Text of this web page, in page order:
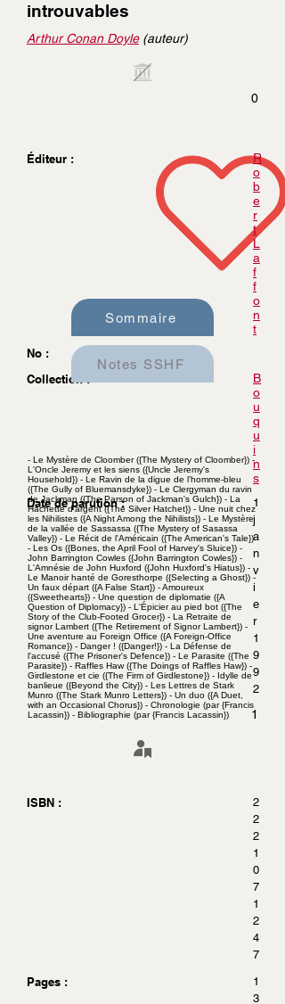
introuvables
Arthur Conan Doyle(auteur)
0
Éditeur :
R
o
b
e
r
t
L
a
f
f
o
n
t
No :
Collection :
B
o
u
q
u
i
n
s
Date de parution :
1
j
a
n
v
i
e
r
1
9
9
2
1
ISBN :
2
2
2
1
0
7
1
2
4
7
Pages :
1
3
Sommaire
Notes SSHF
- Le Mystère de Cloomber ({The Mystery of Cloomber}) -
L'Oncle Jeremy et les siens ({Uncle Jeremy's
Household}) - Le Ravin de la digue de l'homme-bleu
({The Gully of Bluemansdyke}) - Le Clergyman du ravin
de Jackman ({The Parson of Jackman's Gulch}) - La
Hachette d'argent ({The Silver Hatchet}) - Une nuit chez
les Nihilistes ({A Night Among the Nihilists}) - Le Mystère
de la vallée de Sassassa ({The Mystery of Sasassa
Valley}) - Le Récit de l'Américain ({The American's Tale})
- Les Os ({Bones, the April Fool of Harvey's Sluice}) -
John Barrington Cowles ({John Barrington Cowles}) -
L'Amnésie de John Huxford ({John Huxford's Hiatus}) -
Le Manoir hanté de Goresthorpe ({Selecting a Ghost}) -
Un faux départ ({A False Start}) - Amoureux
({Sweethearts}) - Une question de diplomatie ({A
Question of Diplomacy}) - L'Épicier au pied bot ({The
Story of the Club-Footed Grocer}) - La Retraite de
signor Lambert ({The Retirement of Signor Lambert}) -
Une aventure au Foreign Office ({A Foreign-Office
Romance}) - Danger ! ({Danger!}) - La Défense de
l'accusé ({The Prisoner's Defence}) - Le Parasite ({The
Parasite}) - Raffles Haw ({The Doings of Raffles Haw}) -
Girdlestone et cie ({The Firm of Girdlestone}) - Idylle de
banlieue ({Beyond the City}) - Les Lettres de Stark
Munro ({The Stark Munro Letters}) - Un duo ({A Duet,
with an Occasional Chorus}) - Chronologie (par {Francis
Lacassin}) - Bibliographie (par {Francis Lacassin})